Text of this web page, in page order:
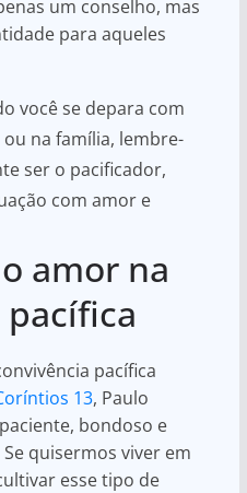
um conselho, mas
para aqueles
você se depara com
na família, lembre-
ser o pacificador,
com amor e
amor na
pacífica
13, Paulo
bondoso e
quisermos viver em
esse tipo de